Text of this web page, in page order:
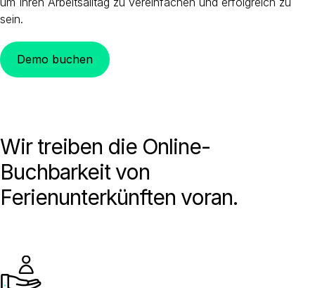
sein.
Demo buchen
Wir treiben die Online-
Buchbarkeit von
Ferienunterkünften voran.